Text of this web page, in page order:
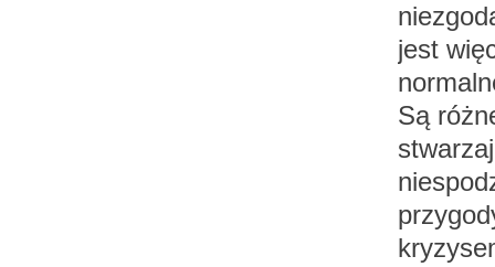
jest
Są